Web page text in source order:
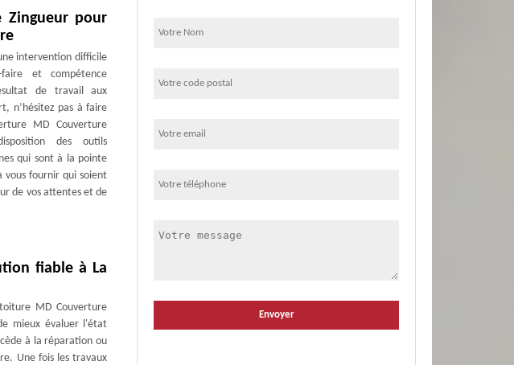
Zingueur pour
intervention difficile
et compétence
de travail aux
n’hésitez pas à faire
MD Couverture
des outils
qui sont à la pointe
vous fournir qui soient
de vos attentes et de
fiable à La
MD Couverture
mieux évaluer l'état
à la réparation ou
Une fois les travaux